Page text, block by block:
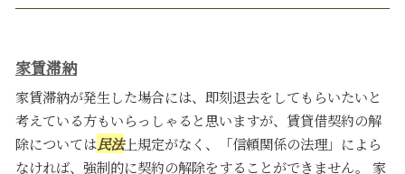
家賃滞納
家賃滞納が発生した場合には、即刻退去をしてもらいたいと
考えている方もいらっしゃると思いますが、賃貸借契約の解
除については民法上規定がなく、「信頼関係の法理」によら
なければ、強制的に契約の解除をすることができません。 家